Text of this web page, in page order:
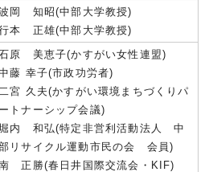
岡 知昭(中部大学教授)
本 正雄(中部大学教授)
原 美恵子(かすがい女性連盟)
藤 幸子(市政功労者)
二宮 久夫(かすがい環境まちづくりパ
ートナーシップ会議)
内 和弘(特定非営利活動法人 中
リサイクル運動市民の会 会員)
正勝(春日井国際交流会・KIF)